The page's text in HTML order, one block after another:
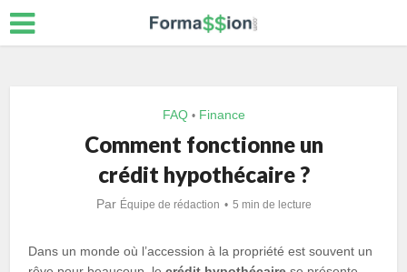
FAQ • Finance
Comment fonctionne un
crédit hypothécaire ?
Par Équipe de rédaction 5 min de lecture
Dans un monde où l’accession à la propriété est souvent un